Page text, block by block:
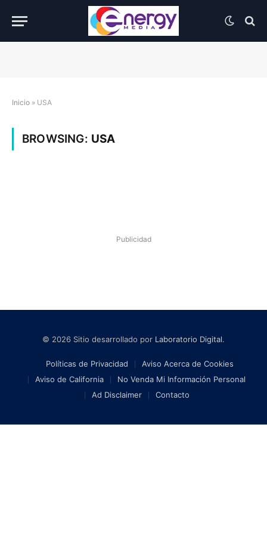
Inicio » USA
BROWSING: USA
Publicidad
© 2026 Sitio desarrollado por Laboratorio Digital.
Políticas de Privacidad
Aviso Acerca de Cookies
Aviso de California
No Venda Mi Información Personal
Ad Disclaimer
Contacto